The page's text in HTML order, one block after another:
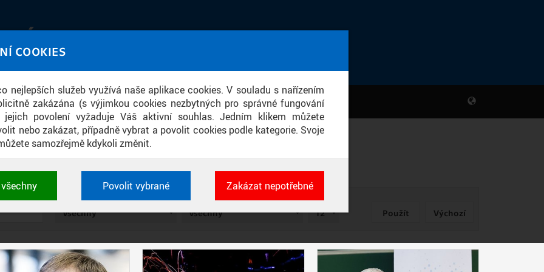
COOKIES
nejlepších služeb využívá naše aplikace cookies. V souladu s nařízením
zakázána (s výjimkou cookies nezbytných pro správné fungování
povolení vyžaduje Váš aktivní souhlas. Jedním klikem můžete
nebo zakázat, případně vybrat a povolit cookies podle kategorie. Svoje
samozřejmě kdykoli změnit.
a identifikátorů relace. Jsou nezbytné pro správné
Povolit vybrané Zakázat nepotřebné
obrazem a zvukem
FOTOGRAFIE